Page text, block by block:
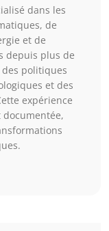
dans les
de
et de
depuis plus de
politiques
et des
expérience